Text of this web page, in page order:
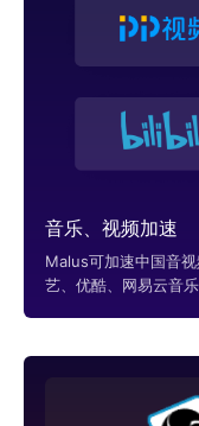
音乐、视频加速
Malus可加速中国音
艺、优酷、网易云音